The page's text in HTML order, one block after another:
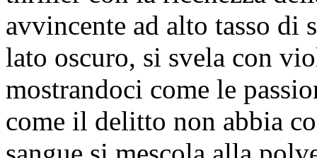
avvincente ad alto tasso di
lato oscuro, si svela con
mostrandoci come le
come il delitto non abbia